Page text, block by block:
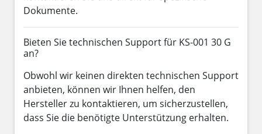
Dokumente.
Bieten Sie technischen Support für KS-001 30 G
an?
Obwohl wir keinen direkten technischen Support
anbieten, können wir Ihnen helfen, den
Hersteller zu kontaktieren, um sicherzustellen,
dass Sie die benötigte Unterstützung erhalten.